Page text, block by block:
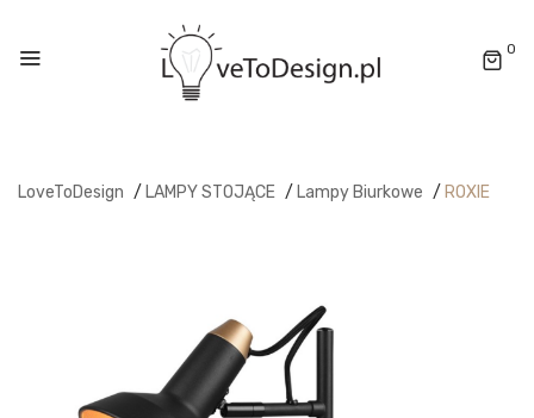
0
LoveToDesign / LAMPY STOJĄCE / Lampy Biurkowe / ROXIE